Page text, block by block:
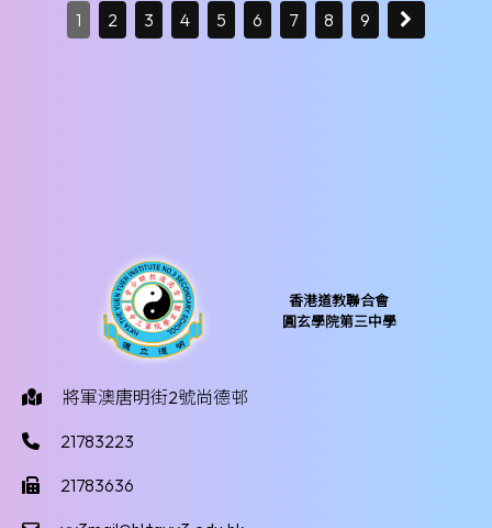
1 2 3 4 5 6 7 8 9
香港道教聯合會
圓玄學院第三中學
將軍澳唐明街2號尚德邨
21783223
21783636